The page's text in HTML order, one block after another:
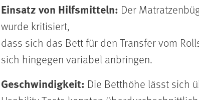
Einsatz von Hilfsmitteln: Der
wurde kritisiert,
dass sich das Bett für den Transfer vom
sich hingegen variabel anbringen.
Geschwindigkeit: Die Betthöhe lässt sich